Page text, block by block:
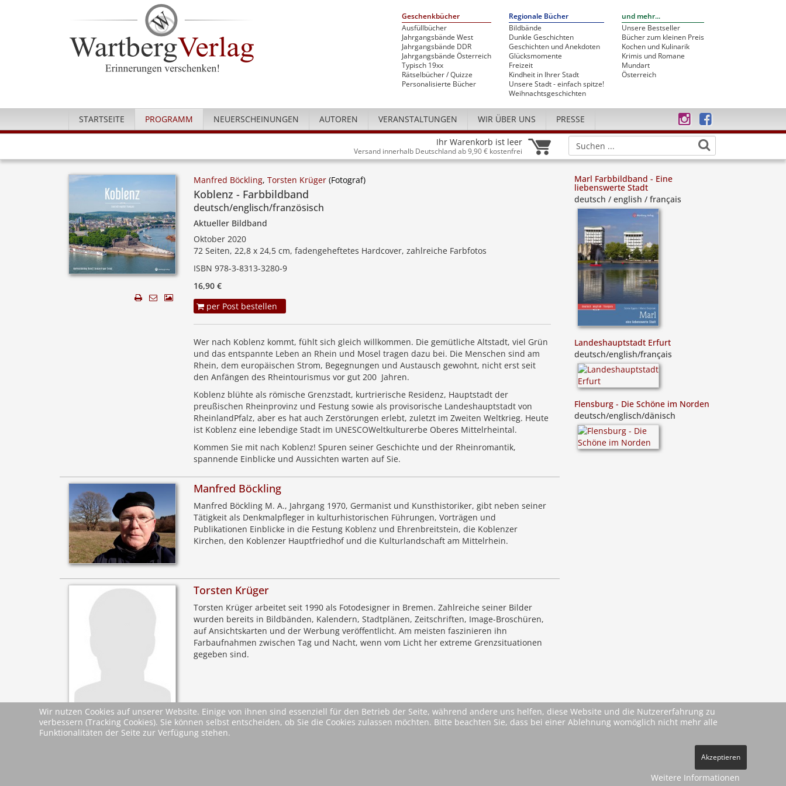
Geschenkbücher
Ausfüllbücher
Jahrgangsbände West
Jahrgangsbände DDR
Jahrgangsbände Österreich
Typisch 19xx
Rätselbücher / Quizze
Personalisierte Bücher
Regionale Bücher
Bildbände
Dunkle Geschichten
Geschichten und Anekdoten
Glücksmomente
Freizeit
Kindheit in Ihrer Stadt
Unsere Stadt - einfach spitze!
Weihnachtsgeschichten
und mehr...
Unsere Bestseller
Bücher zum kleinen Preis
Kochen und Kulinarik
Krimis und Romane
Mundart
Österreich
STARTSEITE PROGRAMM NEUERSCHEINUNGEN AUTOREN VERANSTALTUNGEN WIR ÜBER UNS PRESSE
Ihr Warenkorb ist leer
Versand innerhalb Deutschland ab 9,90 € kostenfrei
Manfred Böckling, Torsten Krüger(Fotograf)
Koblenz - Farbbildband
deutsch/englisch/französisch
Aktueller Bildband
Oktober 2020
72 Seiten, 22,8 x 24,5 cm, fadengeheftetes Hardcover, zahlreiche Farbfotos
ISBN 978-3-8313-3280-9
16,90 €
per Post bestellen
Wer nach Koblenz kommt, fühlt sich gleich willkommen. Die gemütliche Altstadt, viel Grün
und das entspannte Leben an Rhein und Mosel tragen dazu bei. Die Menschen sind am
Rhein, dem europäischen Strom, Begegnungen und Austausch gewohnt, nicht erst seit
den Anfängen des Rheintourismus vor gut 200 Jahren.
Koblenz blühte als römische Grenzstadt, kurtrierische Residenz, Hauptstadt der
preußischen Rheinprovinz und Festung sowie als provisorische Landeshauptstadt von
Rheinland­Pfalz, aber es hat auch Zerstörungen erlebt, zuletzt im Zweiten Weltkrieg. Heute
ist Koblenz eine lebendige Stadt im UNESCO­Weltkulturerbe Oberes Mittelrheintal.
Kommen Sie mit nach Koblenz! Spuren seiner Geschichte und der Rheinromantik,
spannende Einblicke und Aussichten warten auf Sie.
Manfred Böckling
Manfred Böckling M. A., Jahrgang 1970, Germanist und Kunsthistoriker, gibt neben seiner
Tätigkeit als Denkmalpfleger in kulturhistorischen Führungen, Vorträgen und
Publikationen Einblicke in die Festung Koblenz und Ehrenbreitstein, die Koblenzer
Kirchen, den Koblenzer Hauptfriedhof und die Kulturlandschaft am Mittelrhein.
Torsten Krüger
Torsten Krüger arbeitet seit 1990 als Fotodesigner in Bremen. Zahlreiche seiner Bilder
wurden bereits in Bildbänden, Kalendern, Stadtplänen, Zeitschriften, Image-Broschüren,
auf Ansichtskarten und der Werbung veröffentlicht. Am meisten faszinieren ihn
Farbaufnahmen zwischen Tag und Nacht, wenn vom Licht her extreme Grenzsituationen
gegeben sind.
Leseproben & Leseprobe
Marl Farbbildband - Eine
liebenswerte Stadt
deutsch / english / français
Landeshauptstadt Erfurt
deutsch/english/français
Flensburg - Die Schöne im Norden
deutsch/englisch/dänisch
Wir nutzen Cookies auf unserer Website. Einige von ihnen sind essenziell für den Betrieb der Seite, während andere uns helfen, diese Website und die Nutzererfahrung zu
verbessern (Tracking Cookies). Sie können selbst entscheiden, ob Sie die Cookies zulassen möchten. Bitte beachten Sie, dass bei einer Ablehnung womöglich nicht mehr alle
Funktionalitäten der Seite zur Verfügung stehen.
Akzeptieren
Weitere Informationen